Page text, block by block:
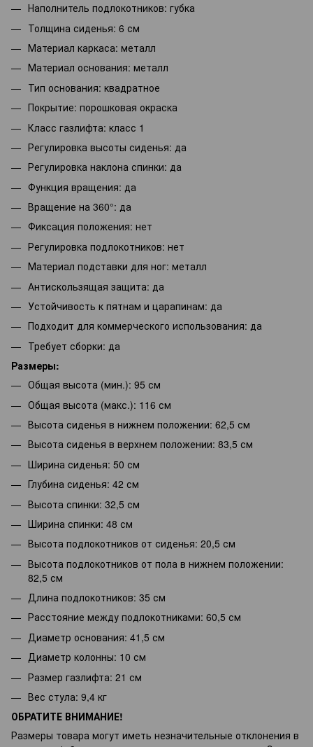
Наполнитель подлокотников: губка
Толщина сиденья: 6 см
Материал каркаса: металл
Материал основания: металл
Тип основания: квадратное
Покрытие: порошковая окраска
Класс газлифта: класс 1
Регулировка высоты сиденья: да
Регулировка наклона спинки: да
Функция вращения: да
Вращение на 360°: да
Фиксация положения: нет
Регулировка подлокотников: нет
Материал подставки для ног: металл
Антискользящая защита: да
Устойчивость к пятнам и царапинам: да
Подходит для коммерческого использования: да
Требует сборки: да
Размеры:
Общая высота (мин.): 95 см
Общая высота (макс.): 116 см
Высота сиденья в нижнем положении: 62,5 см
Высота сиденья в верхнем положении: 83,5 см
Ширина сиденья: 50 см
Глубина сиденья: 42 см
Высота спинки: 32,5 см
Ширина спинки: 48 см
Высота подлокотников от сиденья: 20,5 см
Высота подлокотников от пола в нижнем положении:
82,5 см
Длина подлокотников: 35 см
Расстояние между подлокотниками: 60,5 см
Диаметр основания: 41,5 см
Диаметр колонны: 10 см
Размер газлифта: 21 см
Вес стула: 9,4 кг
ОБРАТИТЕ ВНИМАНИЕ!
Размеры товара могут иметь незначительные отклонения в